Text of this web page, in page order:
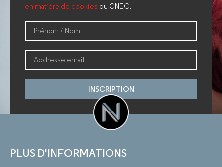
en matière de cookies du CNEC.
INSCRIPTION
PLUS D'INFORMATIONS